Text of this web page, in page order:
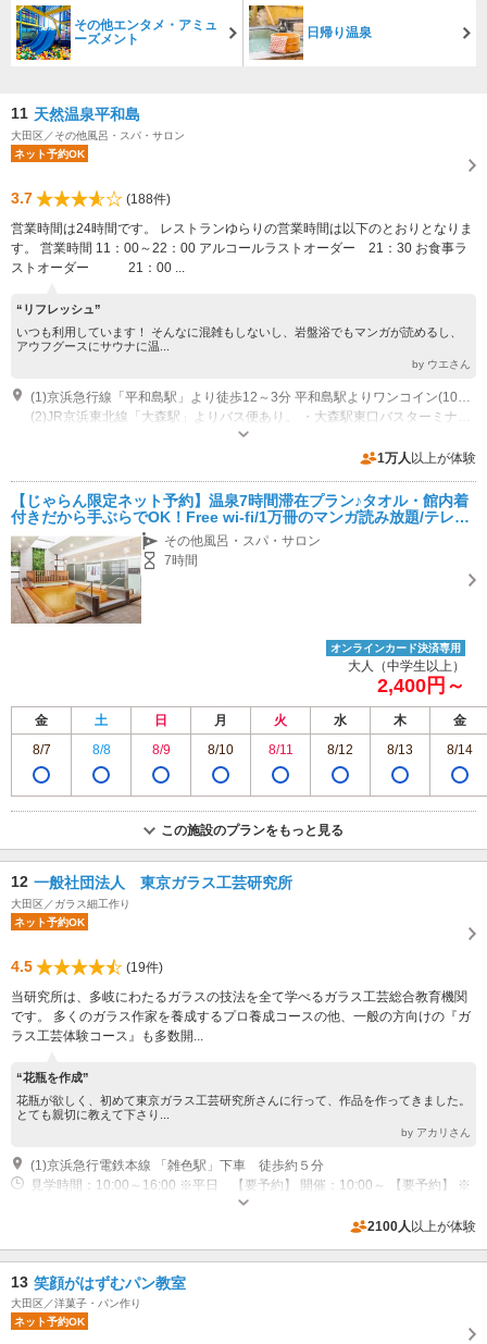
その他エンタメ・アミュ
ーズメント
日帰り温泉
11 天然温泉平和島
大田区／その他風呂・スパ・サロン
ネット予約OK
3.7
(188件)
営業時間は24時間です。 レストランゆらりの営業時間は以下のとおりとなりま
す。 営業時間 11：00～22：00 アルコールラストオーダー 21：30 お食事ラ
ストオーダー 21：00 ...
“リフレッシュ”
いつも利用しています！ そんなに混雑もしないし、岩盤浴でもマンガが読めるし、
アウフグースにサウナに温...
by ウエさん
専用駐車場あり（無料）799台 当館利用で８時間無料 BIGFUN平和島の駐車場をご利用下さい。
1万人 以上が体験
【じゃらん限定ネット予約】温泉7時間滞在プラン♪タオル・館内着
付きだから手ぶらでOK！Free wi-fi/1万冊のマンガ読み放題/テレ
ビ・コンセント付リクライニングチェア完備 ★ファミリー･女性★
その他風呂・スパ・サロン
7時間
オンラインカード決済専用
大人（中学生以上）
2,400円～
金 土 日 月 火 水 木
金
8/7
8/8 8/9 8/10 8/11 8/12 8/13 8/14
この施設のプランをもっと見る
12 一般社団法人 東京ガラス工芸研究所
大田区／ガラス細工作り
ネット予約OK
4.5
(19件)
当研究所は、多岐にわたるガラスの技法を全て学べるガラス工芸総合教育機関
です。 多くのガラス作家を養成するプロ養成コースの他、一般の方向けの『ガ
ラス工芸体験コース』も多数開...
“花瓶を作成”
花瓶が欲しく、初めて東京ガラス工芸研究所さんに行って、作品を作ってきました。
とても親切に教えて下さり...
by アカリさん
(1)京浜急行電鉄本線 「雑色駅」下車 徒歩約５分
見学時間：10:00～16:00 ※平日 【要予約】 開催：10:00～ 【要予約】 ※
各種体験コースによって時間が異なりますので、お問い合わせ下さい。
2100人 以上が体験
13 笑顔がはずむパン教室
大田区／洋菓子・パン作り
ネット予約OK